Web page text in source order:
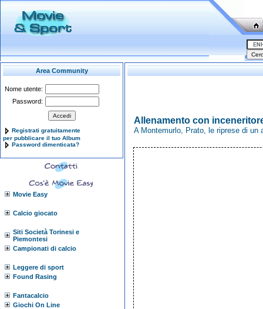
Area Community
Nome utente:
Password:
Registrati gratuitamente
per pubblicare il tuo Album
Password dimenticata?
Movie Easy
Calcio giocato
Siti Società Torinesi e
Piemontesi
Campionati di calcio
Leggere di sport
Found Rasing
Fantacalcio
Giochi On Line
Allenamento con
A Montemurlo, Prato, le riprese di un